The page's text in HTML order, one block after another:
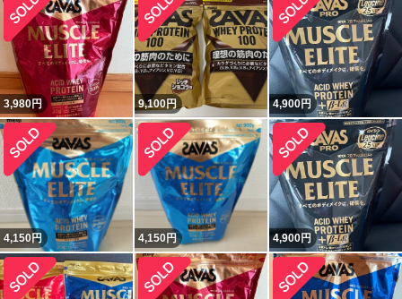
3,980円 9,100円 4,900円
4,150円 4,150円 4,900円